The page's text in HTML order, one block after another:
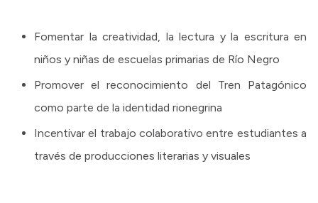
Fomentar la creatividad, la lectura y la escritura en
niños y niñas de escuelas primarias de Río Negro
Promover el reconocimiento del Tren Patagónico
como parte de la identidad rionegrina
Incentivar el trabajo colaborativo entre estudiantes a
través de producciones literarias y visuales